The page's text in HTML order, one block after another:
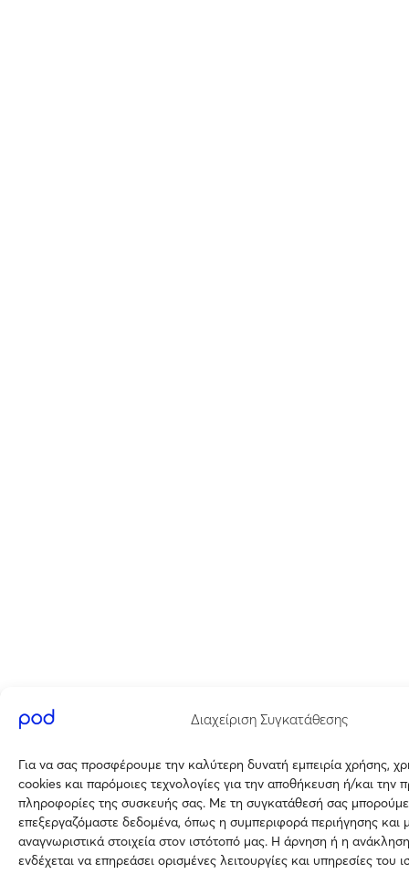
Διαχείριση Συγκατάθεσης
Για να σας προσφέρουμε την καλύτερη δυνατή εμπειρία χρήσης,
cookies και παρόμοιες τεχνολογίες για την αποθήκευση ή/και την
πληροφορίες της συσκευής σας. Με τη συγκατάθεσή σας
επεξεργαζόμαστε δεδομένα, όπως η συμπεριφορά περιήγησης και
αναγνωριστικά στοιχεία στον ιστότοπό μας. Η άρνηση ή η
ενδέχεται να επηρεάσει ορισμένες λειτουργίες και υπηρεσίες του